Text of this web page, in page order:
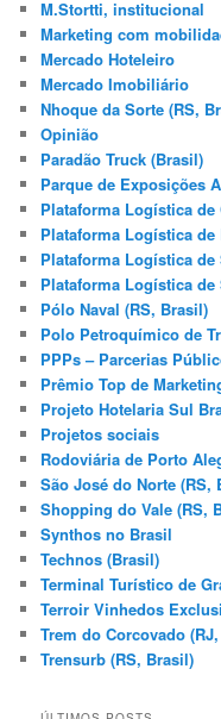
M.Stortti, institucional
Marketing com
Mercado Hoteleiro
Mercado Imobiliário
Nhoque da Sorte (RS,
Opinião
Paradão Truck (Brasil)
Parque de Exposições
Plataforma Logística de
Plataforma Logística
Plataforma Logística
Plataforma Logística
Pólo Naval (RS, Brasil)
Polo Petroquímico de
PPPs – Parcerias
Prêmio Top de
Projeto Hotelaria Sul
Projetos sociais
Rodoviária de Porto
São José do Norte (RS,
Shopping do Vale (RS,
Synthos no Brasil
Technos (Brasil)
Terminal Turístico de
Terroir Vinhedos
Trem do Corcovado
Trensurb (RS, Brasil)